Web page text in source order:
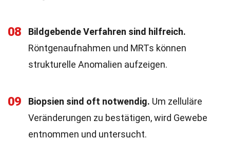
08
Bildgebende Verfahren sind hilfreich.
Röntgenaufnahmen und MRTs können
strukturelle Anomalien aufzeigen.
09 Biopsien sind oft notwendig. Um zelluläre
Veränderungen zu bestätigen, wird Gewebe
entnommen und untersucht.